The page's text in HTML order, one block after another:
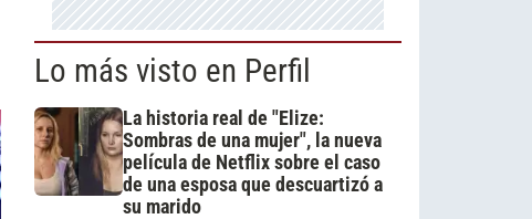
Lo más visto en Perfil
La historia real de "Elize:
Sombras de una mujer", la nueva
película de Netflix sobre el caso
de una esposa que descuartizó a
su marido